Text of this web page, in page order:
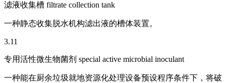
滤液收集槽 filtrate collection tank
一种静态收集脱水机构滤出液的槽体装置。
3.11
专用活性微生物菌剂 special active microbial inoculant
一种能在厨余垃圾就地资源化处理设备预设程序条件下，将破